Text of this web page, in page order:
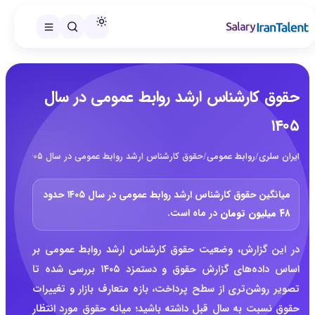
حقوق کارشناس ارشد روابط عمومی در سال
۱۴۰۵
ایران سلری/روابط عمومی/حقوق کارشناس ارشد روابط عمومی در سال ۱۴۰۵
میانگین حقوق کارشناس ارشد روابط عمومی در سال ۱۴۰۵ حدود
۴۸ میلیون تومان
در ماه است.
در این گزارش، وضعیت حقوق کارشناس ارشد روابط عمومی بر
اساس داده‌های گزارش حقوق و دستمزد ۱۴۰۵ بررسی شده تا
تصویر روشن‌تری از سطح پرداخت، بازه متعارف بازار و تغییرات
حقوق نسبت به سال قبل داشته باشید؛ میانه حقوق مورد انتظار